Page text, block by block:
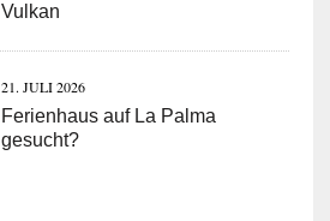
Vulkan
21. JULI 2026
Ferienhaus auf La Palma
gesucht?